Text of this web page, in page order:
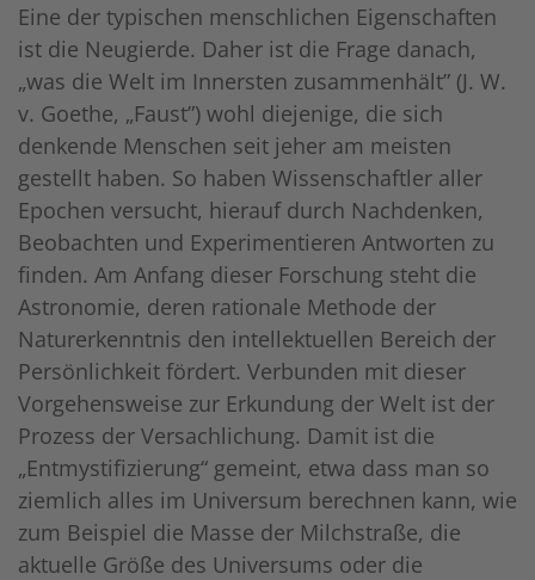
Eine der typischen menschlichen Eigenschaften
ist die Neugierde. Daher ist die Frage danach,
„was die Welt im Innersten zusammenhält” (J. W.
v. Goethe, „Faust”) wohl diejenige, die sich
denkende Menschen seit jeher am meisten
gestellt haben. So haben Wissenschaftler aller
Epochen versucht, hierauf durch Nachdenken,
Beobachten und Experimentieren Antworten zu
finden. Am Anfang dieser Forschung steht die
Astronomie, deren rationale Methode der
Naturerkenntnis den intellektuellen Bereich der
Persönlichkeit fördert. Verbunden mit dieser
Vorgehensweise zur Erkundung der Welt ist der
Prozess der Versachlichung. Damit ist die
„Entmystifizierung“ gemeint, etwa dass man so
ziemlich alles im Universum berechnen kann, wie
zum Beispiel die Masse der Milchstraße, die
aktuelle Größe des Universums oder die